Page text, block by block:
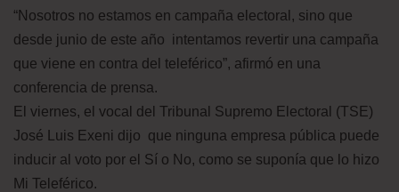
“Nosotros no estamos en campaña electoral, sino que
desde junio de este año intentamos revertir una campaña
que viene en contra del teleférico”, afirmó en una
conferencia de prensa.
El viernes, el vocal del Tribunal Supremo Electoral (TSE)
José Luis Exeni dijo que ninguna empresa pública puede
inducir al voto por el Sí o No, como se suponía que lo hizo
Mi Teleférico.